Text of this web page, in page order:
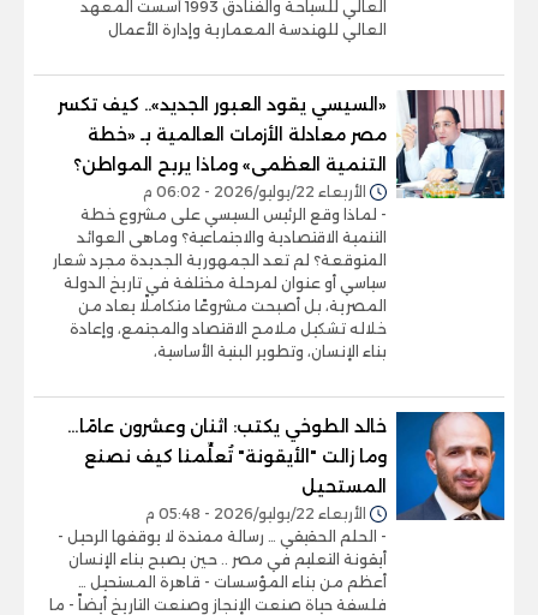
العالي للسياحة والفنادق 1993 أسست المعهد
العالي للهندسة المعمارية وإدارة الأعمال
«السيسي يقود العبور الجديد».. كيف تكسر
مصر معادلة الأزمات العالمية بـ «خطة
التنمية العظمى» وماذا يربح المواطن؟
الأربعاء 22/يوليو/2026 - 06:02 م
- لماذا وقع الرئيس السيسي على مشروع خطة
التنمية الاقتصادية والاجتماعية؟ وماهى العوائد
المتوقعة؟ لم تعد الجمهورية الجديدة مجرد شعار
سياسي أو عنوان لمرحلة مختلفة في تاريخ الدولة
المصرية، بل أصبحت مشروعًا متكاملًا يعاد من
خلاله تشكيل ملامح الاقتصاد والمجتمع، وإعادة
بناء الإنسان، وتطوير البنية الأساسية،
خالد الطوخي يكتب: اثنان وعشرون عامًا…
وما زالت "الأيقونة" تُعلِّمنا كيف نصنع
المستحيل
الأربعاء 22/يوليو/2026 - 05:48 م
- الحلم الحقيقي … رسالة ممتدة لا يوقفها الرحيل -
أيقونة التعليم في مصر .. حين يصبح بناء الإنسان
أعظم من بناء المؤسسات - قاهرة المستحيل …
فلسفة حياة صنعت الإنجاز وصنعت التاريخ أيضاً - ما